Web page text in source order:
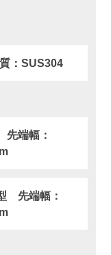
：SUS304
端幅：
先端幅：